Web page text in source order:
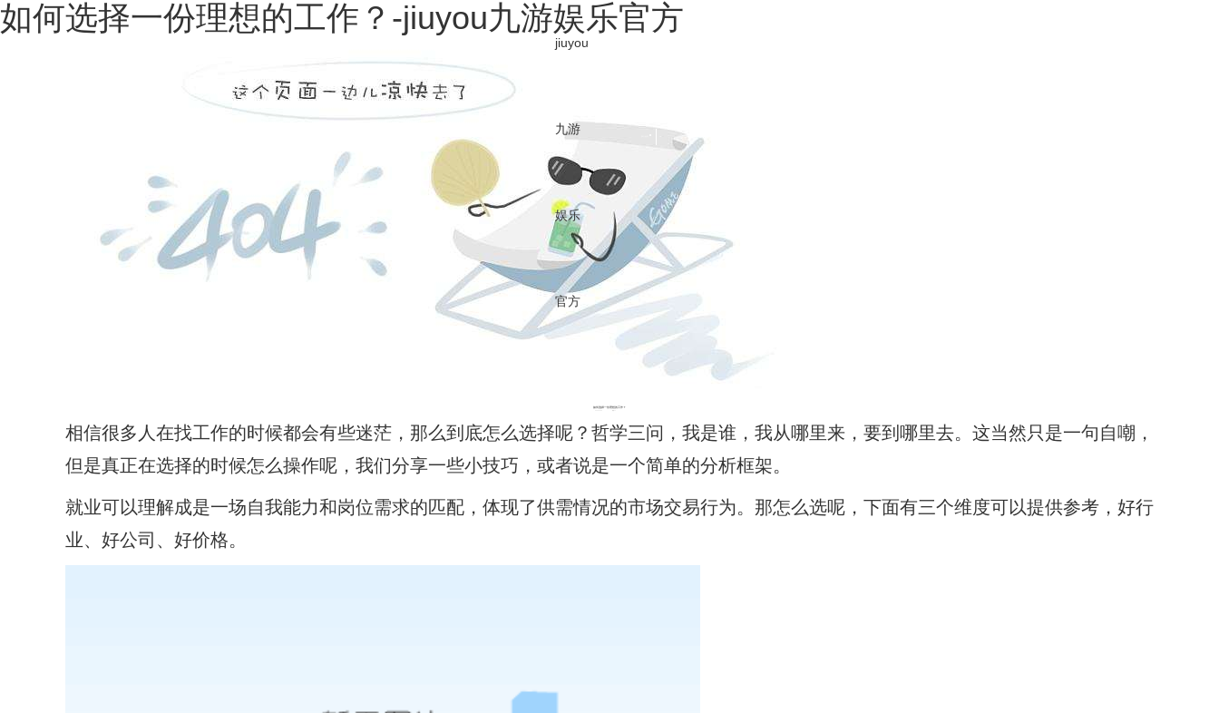
如何选择一份理想的工作？-jiuyou九游娱乐官方
jiuyou
九游
娱乐
官方
媒体中心
NEWS CENTER
如何选择一份理想的工作？
相信很多人在找工作的时候都会有些迷茫，那么到底怎么选择呢？哲学三问，我是谁，我从哪里来，要到哪里去。这当然只是一句自嘲，
但是真正在选择的时候怎么操作呢，我们分享一些小技巧，或者说是一个简单的分析框架。
就业可以理解成是一场自我能力和岗位需求的匹配，体现了供需情况的市场交易行为。那怎么选呢，下面有三个维度可以提供参考，好行
业、好公司、好价格。